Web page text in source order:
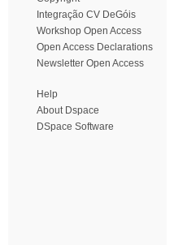
Integração CV DeGóis
Workshop Open Access
Open Access Declarations
Newsletter Open Access
Help
About Dspace
DSpace Software